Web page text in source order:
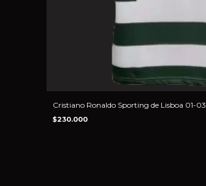
Cristiano Ronaldo Sporting de Lisboa 01-03
$230.000